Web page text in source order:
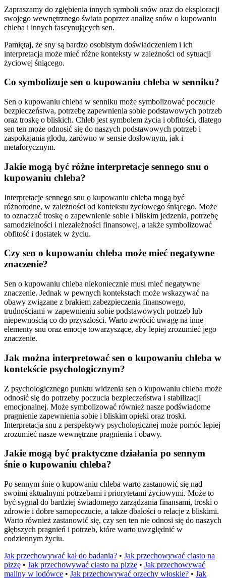
Zapraszamy do zgłębienia innych symboli snów oraz do eksploracji
swojego wewnętrznego świata poprzez analizę snów o kupowaniu
chleba i innych fascynujących sen.
Pamiętaj, że sny są bardzo osobistym doświadczeniem i ich
interpretacja może mieć różne konteksty w zależności od sytuacji
życiowej śniącego.
Co symbolizuje sen o kupowaniu chleba w senniku?
Sen o kupowaniu chleba w senniku może symbolizować poczucie
bezpieczeństwa, potrzebę zapewnienia sobie podstawowych potrzeb
oraz troskę o bliskich. Chleb jest symbolem życia i obfitości, dlatego
sen ten może odnosić się do naszych podstawowych potrzeb i
zaspokajania głodu, zarówno w sensie dosłownym, jak i
metaforycznym.
Jakie mogą być różne interpretacje sennego snu o
kupowaniu chleba?
Interpretacje sennego snu o kupowaniu chleba mogą być
różnorodne, w zależności od kontekstu życiowego śniącego. Może
to oznaczać troskę o zapewnienie sobie i bliskim jedzenia, potrzebę
samodzielności i niezależności finansowej, a także symbolizować
obfitość i dostatek w życiu.
Czy sen o kupowaniu chleba może mieć negatywne
znaczenie?
Sen o kupowaniu chleba niekoniecznie musi mieć negatywne
znaczenie. Jednak w pewnych kontekstach może wskazywać na
obawy związane z brakiem zabezpieczenia finansowego,
trudnościami w zapewnieniu sobie podstawowych potrzeb lub
niepewnością co do przyszłości. Warto zwrócić uwagę na inne
elementy snu oraz emocje towarzyszące, aby lepiej zrozumieć jego
znaczenie.
Jak można interpretować sen o kupowaniu chleba w
kontekście psychologicznym?
Z psychologicznego punktu widzenia sen o kupowaniu chleba może
odnosić się do potrzeby poczucia bezpieczeństwa i stabilizacji
emocjonalnej. Może symbolizować również nasze podświadome
pragnienie zapewnienia sobie i bliskim opieki oraz troski.
Interpretacja snu z perspektywy psychologicznej może pomóc lepiej
zrozumieć nasze wewnętrzne pragnienia i obawy.
Jakie mogą być praktyczne działania po sennym
śnie o kupowaniu chleba?
Po sennym śnie o kupowaniu chleba warto zastanowić się nad
swoimi aktualnymi potrzebami i priorytetami życiowymi. Może to
być sygnał do bardziej świadomego zarządzania finansami, troski o
zdrowie i dobre samopoczucie, a także dbałości o relacje z bliskimi.
Warto również zastanowić się, czy sen ten nie odnosi się do naszych
głębszych pragnień i potrzeb, które warto uwzględnić w
codziennym życiu.
Jak przechowywać kał do badania? • Jak przechowywać ciasto na
pizzę • Jak przechowywać ciasto na pizzę • Jak przechowywać
maliny w lodówce • Jak przechowywać orzechy włoskie? • Jak